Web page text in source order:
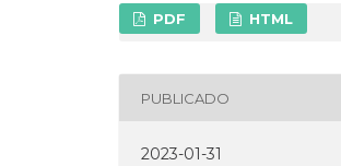
PDF HTML
PUBLICADO
2023-01-31